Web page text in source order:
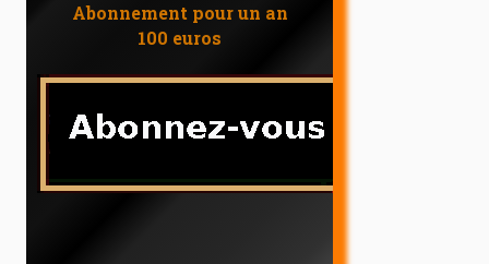
Abonnement pour un an
100 euros